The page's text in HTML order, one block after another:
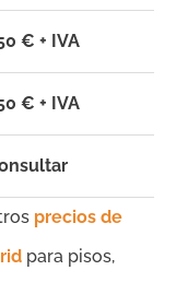
€ + IVA
€ + IVA
precios de
para pisos,